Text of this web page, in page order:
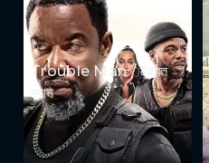
Trouble Man / ট্রাবল
ম্যান